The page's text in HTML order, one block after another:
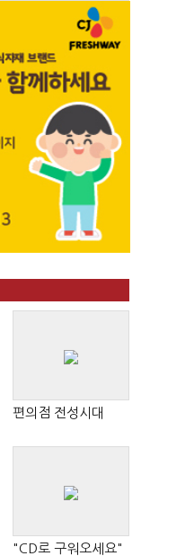
편의점 전성시대
"CD로 구워오세요"